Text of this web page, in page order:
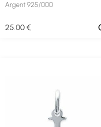
Argent 925/000
25.00 €